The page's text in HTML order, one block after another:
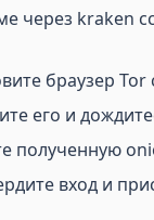
через kraken
браузер
его и
полученную
вход и